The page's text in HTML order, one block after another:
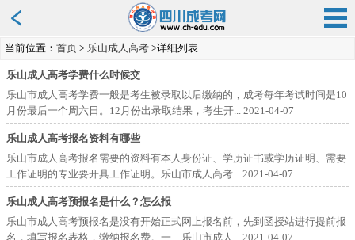
当前位置： 首页 > 乐山成人高考 >详细列表
乐山成人高考学费什么时候交
乐山市成人高考学费一般是考生被录取以后缴纳的，成考每年考试时间是10
月份最后一个周六日。12月份出录取结果，考生开... 2021-04-07
乐山成人高考报名资料有哪些
乐山市成人高考报名需要的资料有本人身份证、学历证书或学历证明、需要
工作证明的专业要开具工作证明。乐山市成人高考... 2021-04-07
乐山成人高考预报名是什么？怎么报
乐山市成人高考预报名是没有开始正式网上报名前，先到函授站进行提前报
名，填写报名表格，缴纳报名费。一、乐山市成人... 2021-04-07